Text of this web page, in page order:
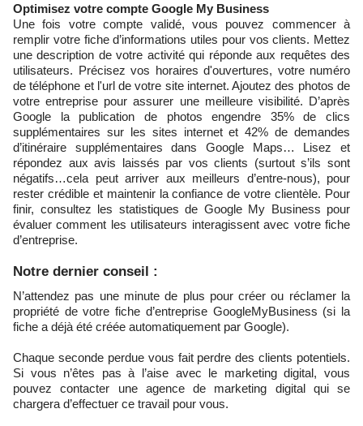
Optimisez votre compte Google My Business
Une fois votre compte validé, vous pouvez commencer à
remplir votre fiche d’informations utiles pour vos clients. Mettez
une description de votre activité qui réponde aux requêtes des
utilisateurs. Précisez vos horaires d'ouvertures, votre numéro
de téléphone et l'url de votre site internet. Ajoutez des photos de
votre entreprise pour assurer une meilleure visibilité. D’après
Google la publication de photos engendre 35% de clics
supplémentaires sur les sites internet et 42% de demandes
d’itinéraire supplémentaires dans Google Maps… Lisez et
répondez aux avis laissés par vos clients (surtout s’ils sont
négatifs…cela peut arriver aux meilleurs d’entre-nous), pour
rester crédible et maintenir la confiance de votre clientèle. Pour
finir, consultez les statistiques de Google My Business pour
évaluer comment les utilisateurs interagissent avec votre fiche
d’entreprise.
​Notre dernier conseil :
N’attendez pas une minute de plus pour créer ou réclamer la
propriété de votre fiche d’entreprise GoogleMyBusiness (si la
fiche a déjà été créée automatiquement par Google).
Chaque seconde perdue vous fait perdre des clients potentiels.
Si vous n’êtes pas à l’aise avec le marketing digital, vous
pouvez contacter une agence de marketing digital qui se
chargera d’effectuer ce travail pour vous.